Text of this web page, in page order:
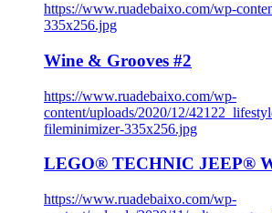
https://www.ruadebaixo.com/wp-
335x256.jpg
Wine & Grooves #2
https://www.ruadebaixo.com/wp-
content/uploads/2020/12/
fileminimizer-335x256.jpg
LEGO® TECHNIC JEEP®
https://www.ruadebaixo.com/wp-